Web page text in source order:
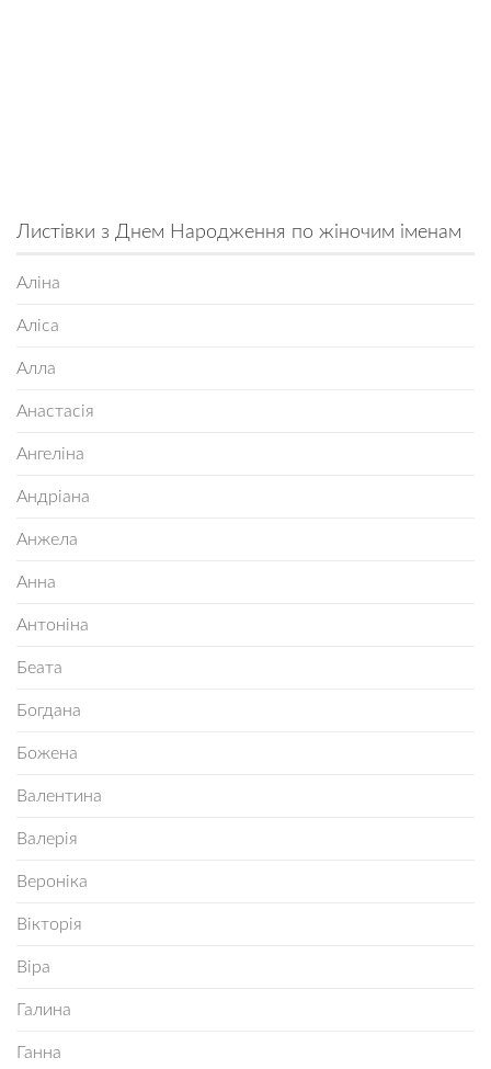
Листівки з Днем Народження по жіночим іменам
Аліна
Аліса
Алла
Анастасія
Ангеліна
Андріана
Анжела
Анна
Антоніна
Беата
Богдана
Божена
Валентина
Валерія
Вероніка
Вікторія
Віра
Галина
Ганна